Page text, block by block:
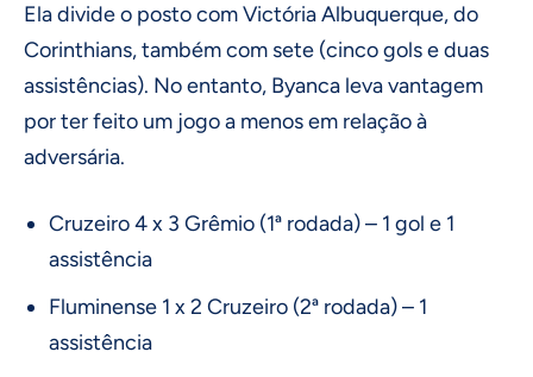
Ela divide o posto com Victória Albuquerque, do
Corinthians, também com sete (cinco gols e duas
assistências). No entanto, Byanca leva vantagem
por ter feito um jogo a menos em relação à
adversária.
Cruzeiro 4 x 3 Grêmio (1ª rodada) – 1 gol e 1
assistência
Fluminense 1 x 2 Cruzeiro (2ª rodada) – 1
assistência